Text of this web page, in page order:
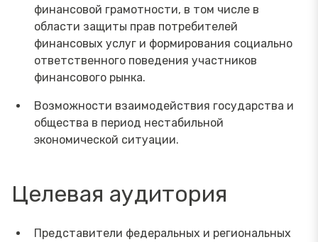
финансовой грамотности, в том числе в
области защиты прав потребителей
финансовых услуг и формирования социально
ответственного поведения участников
финансового рынка.
Возможности взаимодействия государства и
общества в период нестабильной
экономической ситуации.
Целевая аудитория
Представители федеральных и региональных